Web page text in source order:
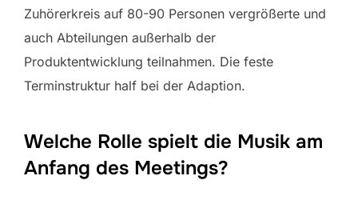
Zuhörerkreis auf 80-90 Personen vergrößerte und
auch Abteilungen außerhalb der
Produktentwicklung teilnahmen. Die feste
Terminstruktur half bei der Adaption.
Welche Rolle spielt die Musik am
Anfang des Meetings?